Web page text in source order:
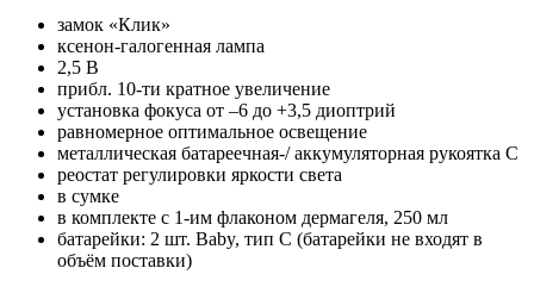
замок «Клик»
ксенон-галогенная лампа
2,5 В
прибл. 10-ти кратное увеличение
установка фокуса от –6 до +3,5 диоптрий
равномерное оптимальное освещение
металлическая батареечная-/ аккумуляторная рукоятка С
реостат регулировки яркости света
в сумке
в комплекте с 1-им флаконом дермагеля, 250 мл
батарейки: 2 шт. Baby, тип C (батарейки не входят в
объём поставки)